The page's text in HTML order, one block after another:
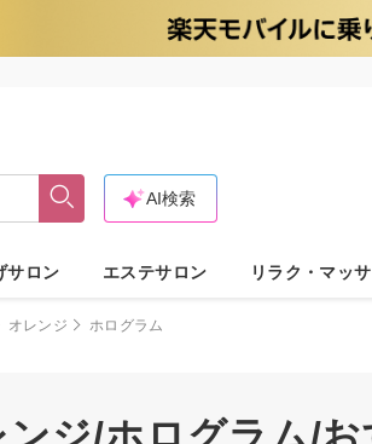
AI検索
サロン エステサロン リラク・マッ
オレンジ ホログラム
ジ/ホログラム/